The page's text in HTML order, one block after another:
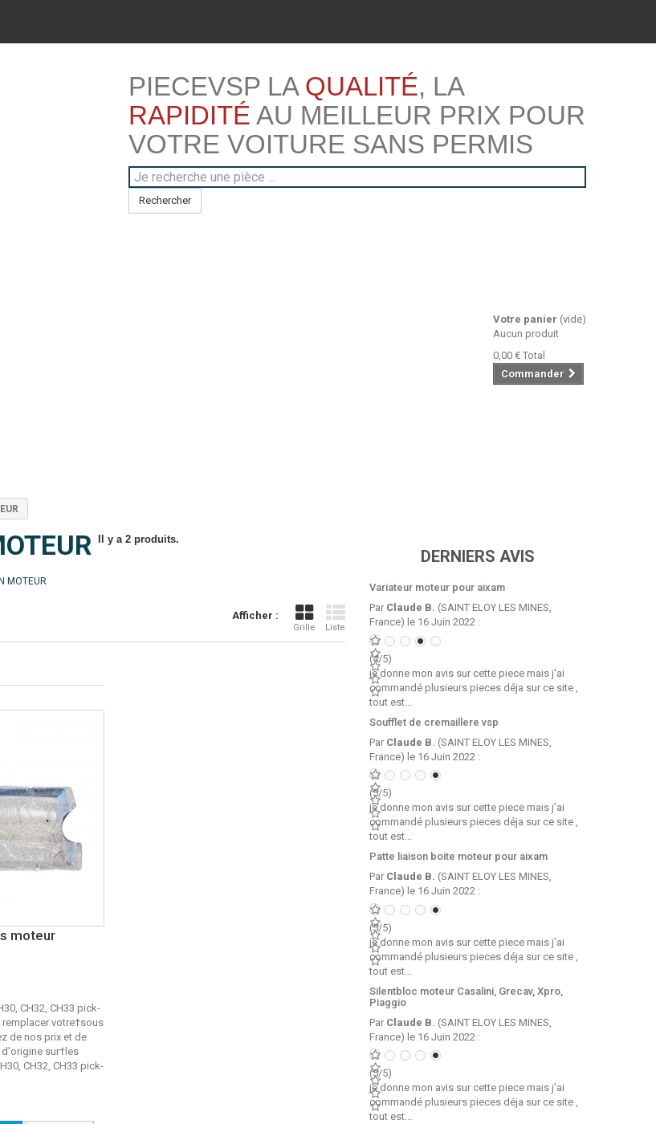
PIECEVSP LA QUALITÉ, LA
RAPIDITÉ AU MEILLEUR PRIX POUR
VOTRE VOITURE SANS PERMIS
Rechercher
Votre panier (vide)
Aucun produit
0,00 € Total
Commander
Il y a 2 produits.
MOTEUR
Afficher :
Grille Liste
moteur
CH32, CH33 pick-
votre†sous
de nos prix et de
sur†les
CH32, CH33 pick-
DERNIERS AVIS
Variateur moteur pour aixam
Par Claude B. (SAINT ELOY LES MINES,
France) le 16 Juin 2022 :
(4/5)
je donne mon avis sur cette piece mais j'ai
commandé plusieurs pieces déja sur ce site ,
tout est...
Soufflet de cremaillere vsp
Par Claude B. (SAINT ELOY LES MINES,
France) le 16 Juin 2022 :
(5/5)
je donne mon avis sur cette piece mais j'ai
commandé plusieurs pieces déja sur ce site ,
tout est...
Patte liaison boite moteur pour aixam
Par Claude B. (SAINT ELOY LES MINES,
France) le 16 Juin 2022 :
(5/5)
je donne mon avis sur cette piece mais j'ai
commandé plusieurs pieces déja sur ce site ,
tout est...
Silentbloc moteur Casalini, Grecav, Xpro,
Piaggio
Par Claude B. (SAINT ELOY LES MINES,
France) le 16 Juin 2022 :
(5/5)
je donne mon avis sur cette piece mais j'ai
commandé plusieurs pieces déja sur ce site ,
tout est...